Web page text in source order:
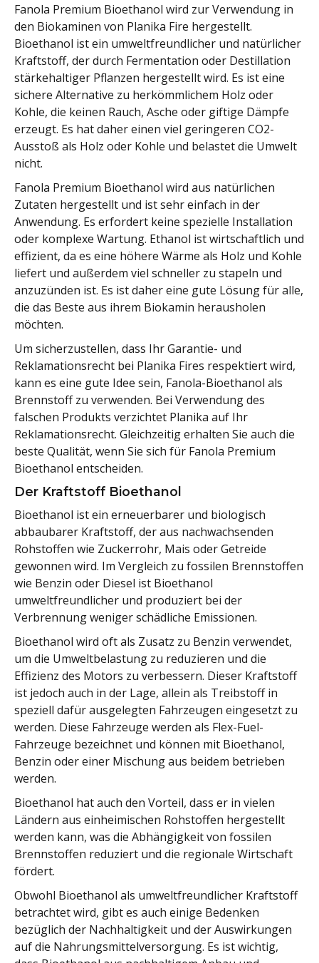
Fanola Premium Bioethanol wird zur Verwendung in
den Biokaminen von Planika Fire hergestellt.
Bioethanol ist ein umweltfreundlicher und natürlicher
Kraftstoff, der durch Fermentation oder Destillation
stärkehaltiger Pflanzen hergestellt wird. Es ist eine
sichere Alternative zu herkömmlichem Holz oder
Kohle, die keinen Rauch, Asche oder giftige Dämpfe
erzeugt. Es hat daher einen viel geringeren CO2-
Ausstoß als Holz oder Kohle und belastet die Umwelt
nicht.
Fanola Premium Bioethanol wird aus natürlichen
Zutaten hergestellt und ist sehr einfach in der
Anwendung. Es erfordert keine spezielle Installation
oder komplexe Wartung. Ethanol ist wirtschaftlich und
effizient, da es eine höhere Wärme als Holz und Kohle
liefert und außerdem viel schneller zu stapeln und
anzuzünden ist. Es ist daher eine gute Lösung für alle,
die das Beste aus ihrem Biokamin herausholen
möchten.
Um sicherzustellen, dass Ihr Garantie- und
Reklamationsrecht bei Planika Fires respektiert wird,
kann es eine gute Idee sein, Fanola-Bioethanol als
Brennstoff zu verwenden. Bei Verwendung des
falschen Produkts verzichtet Planika auf Ihr
Reklamationsrecht. Gleichzeitig erhalten Sie auch die
beste Qualität, wenn Sie sich für Fanola Premium
Bioethanol entscheiden.
Der Kraftstoff Bioethanol
Bioethanol ist ein erneuerbarer und biologisch
abbaubarer Kraftstoff, der aus nachwachsenden
Rohstoffen wie Zuckerrohr, Mais oder Getreide
gewonnen wird. Im Vergleich zu fossilen Brennstoffen
wie Benzin oder Diesel ist Bioethanol
umweltfreundlicher und produziert bei der
Verbrennung weniger schädliche Emissionen.
Bioethanol wird oft als Zusatz zu Benzin verwendet,
um die Umweltbelastung zu reduzieren und die
Effizienz des Motors zu verbessern. Dieser Kraftstoff
ist jedoch auch in der Lage, allein als Treibstoff in
speziell dafür ausgelegten Fahrzeugen eingesetzt zu
werden. Diese Fahrzeuge werden als Flex-Fuel-
Fahrzeuge bezeichnet und können mit Bioethanol,
Benzin oder einer Mischung aus beidem betrieben
werden.
Bioethanol hat auch den Vorteil, dass er in vielen
Ländern aus einheimischen Rohstoffen hergestellt
werden kann, was die Abhängigkeit von fossilen
Brennstoffen reduziert und die regionale Wirtschaft
fördert.
Obwohl Bioethanol als umweltfreundlicher Kraftstoff
betrachtet wird, gibt es auch einige Bedenken
bezüglich der Nachhaltigkeit und der Auswirkungen
auf die Nahrungsmittelversorgung. Es ist wichtig,